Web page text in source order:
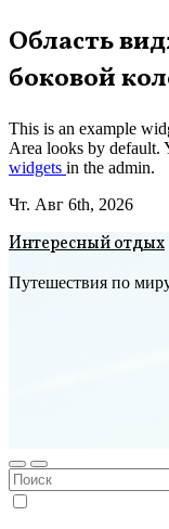
Перейти
к
содержимому
Область
боковой
This is an example
Area looks by default.
widgets in the admin.
Чт. Авг 6th, 2026
Интересный отдых
Путешествия по